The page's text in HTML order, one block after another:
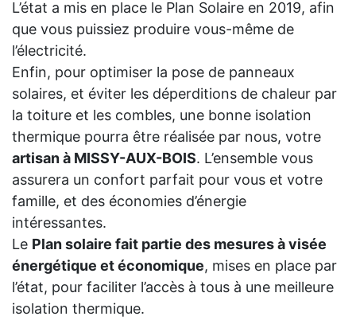
L’état a mis en place le Plan Solaire en 2019, afin
que vous puissiez produire vous-même de
l’électricité.
Enfin, pour optimiser la pose de panneaux
solaires, et éviter les déperditions de chaleur par
la toiture et les combles, une bonne isolation
thermique pourra être réalisée par nous, votre
artisan à MISSY-AUX-BOIS. L’ensemble vous
assurera un confort parfait pour vous et votre
famille, et des économies d’énergie
intéressantes.
Le Plan solaire fait partie des mesures à visée
énergétique et économique, mises en place par
l’état, pour faciliter l’accès à tous à une meilleure
isolation thermique.